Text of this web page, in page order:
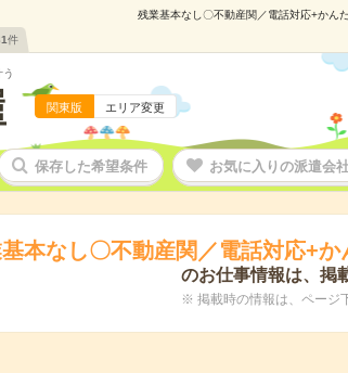
残業基本なし〇不動産関／電話対応+かん
件
関東版 エリア変更
保存した希望条件 お気に入りの派遣会
本なし〇不動産関／電話対応+
のお仕事情報は、掲
※ 掲載時の情報は、ページ